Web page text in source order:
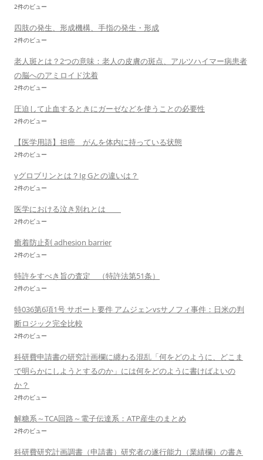
2件のビュー
四肢の発生、形成機構、手指の発生・形成
2件のビュー
老人斑とは？2つの意味：老人の皮膚の斑点、アルツハイマー病患者
の脳へのアミロイド沈着
2件のビュー
圧迫して止血するときにガーゼなどを使うことの必要性
2件のビュー
【医学用語】担癌 がんを体内に持っている状態
2件のビュー
γグロブリンとは？Ig Gとの違いは？
2件のビュー
医学における泣き別れとは
2件のビュー
癒着防止剤 adhesion barrier
2件のビュー
特許をすべき旨の査定 （特許法第51条）
2件のビュー
特036第6項1号 サポート要件 アムジェンvsサノフィ事件：日米の判
断ロジック完全比較
2件のビュー
科研費申請書の研究計画欄に纏わる混乱「何をどのように、どこま
で明らかにしようとするのか」には何をどのように書けばよいの
か？
2件のビュー
解糖系～TCA回路～電子伝達系：ATP産生のまとめ
2件のビュー
科研費研究計画調書（申請書）研究者の遂行能力（業績欄）の書き